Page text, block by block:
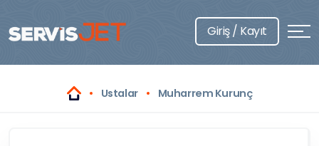
Giriş / Kayıt
Ustalar Muharrem Kurunç